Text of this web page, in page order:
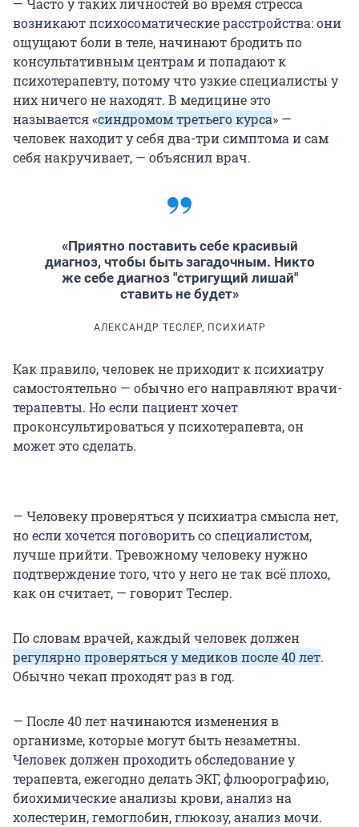
— Часто у таких личностей во время стресса
возникают психосоматические расстройства: они
ощущают боли в теле, начинают бродить по
консультативным центрам и попадают к
психотерапевту, потому что узкие специалисты у
них ничего не находят. В медицине это
называется «синдромом третьего курса» —
человек находит у себя два-три симптома и сам
себя накручивает, — объяснил врач.
«Приятно поставить себе красивый
диагноз, чтобы быть загадочным. Никто
же себе диагноз "стригущий лишай"
ставить не будет»
АЛЕКСАНДР ТЕСЛЕР, ПСИХИАТР
Как правило, человек не приходит к психиатру
самостоятельно — обычно его направляют врачи-
терапевты. Но если пациент хочет
проконсультироваться у психотерапевта, он
может это сделать.
— Человеку проверяться у психиатра смысла нет,
но если хочется поговорить со специалистом,
лучше прийти. Тревожному человеку нужно
подтверждение того, что у него не так всё плохо,
как он считает, — говорит Теслер.
По словам врачей, каждый человек должен
регулярно проверяться у медиков после 40 лет.
Обычно чекап проходят раз в год.
— После 40 лет начинаются изменения в
организме, которые могут быть незаметны.
Человек должен проходить обследование у
терапевта, ежегодно делать ЭКГ, флюорографию,
биохимические анализы крови, анализ на
холестерин, гемоглобин, глюкозу, анализ мочи.